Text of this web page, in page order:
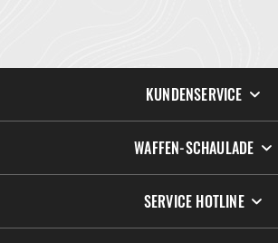
KUNDENSERVICE
WAFFEN-SCHAULADE
SERVICE HOTLINE